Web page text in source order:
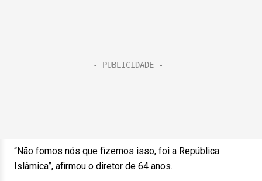
“Não fomos nós que fizemos isso, foi a República
Islâmica”, afirmou o diretor de 64 anos.